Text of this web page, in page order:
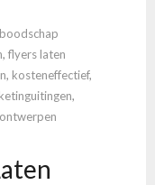
boodschap
, flyers laten
, kosteneffectief,
,